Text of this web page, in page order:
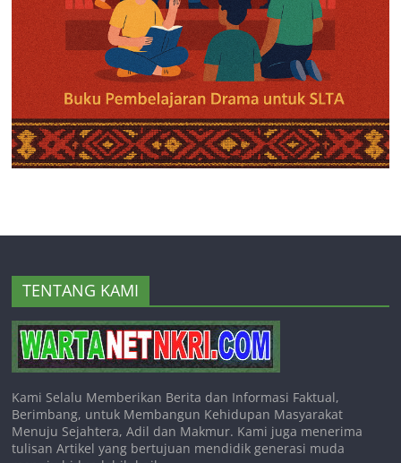
TENTANG KAMI
Kami Selalu Memberikan Berita dan Informasi Faktual,
Berimbang, untuk Membangun Kehidupan Masyarakat
Menuju Sejahtera, Adil dan Makmur. Kami juga menerima
tulisan Artikel yang bertujuan mendidik generasi muda